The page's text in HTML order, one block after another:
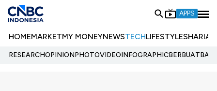
APPS
HOMEMARKETMY MONEYNEWSTECHLIFESTYLESHARIA
RESEARCHOPINIONPHOTOVIDEOINFOGRAPHIC